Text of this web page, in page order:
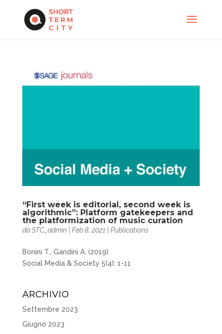
“First week is editorial, second week is
algorithmic”: Platform gatekeepers and
the platformization of music curation
daSTC_admin Feb 8, 2021 Publications
Bonini T., Gandini A. (2019)
Social Media & Society 5(4): 1-11
ARCHIVIO
Settembre 2023
Giugno 2023